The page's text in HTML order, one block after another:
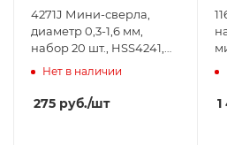
4271J Мини-сверла,
диаметр 0,3-1,6 мм,
набор 20 шт., HSS4241,
без покрытия Jas
Нет в наличии
275 руб./шт